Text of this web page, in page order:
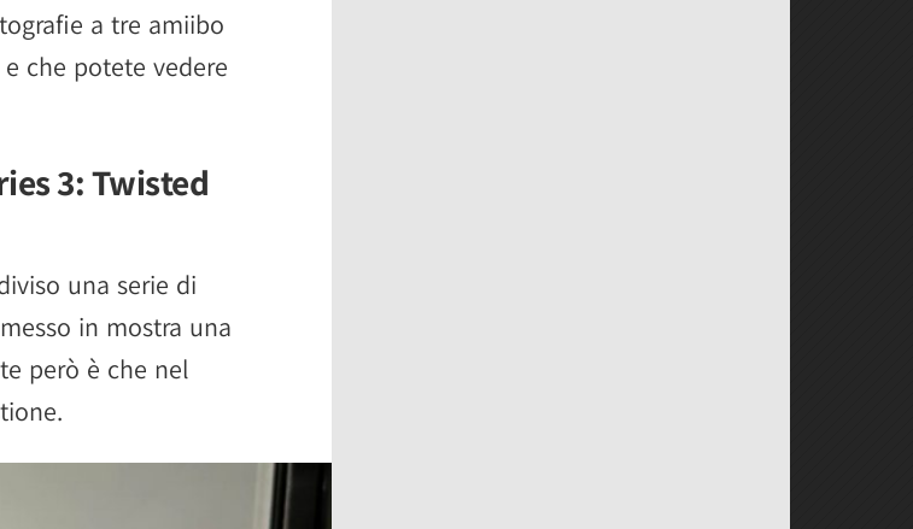
a tre amiibo
che potete vedere
3: Twisted
una serie di
in mostra una
però è che nel